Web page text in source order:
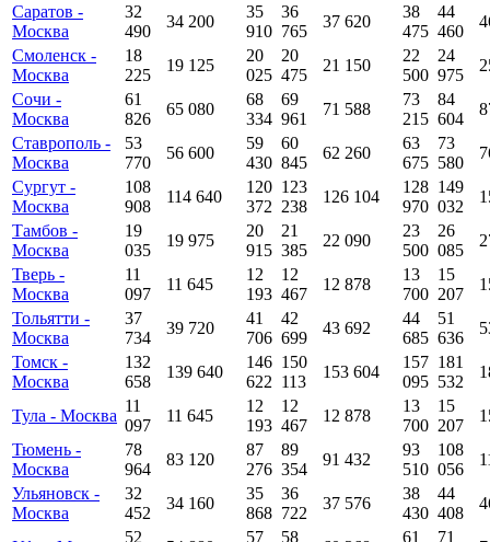
Саратов -
Москва
32
490
34 200
35
910
36
765
37 620
38
475
44
460
Смоленск -
Москва
18
225
19 125
20
025
20
475
21 150
22
500
24
975
Сочи -
Москва
61
826
65 080
68
334
69
961
71 588
73
215
84
604
Ставрополь -
Москва
53
770
56 600
59
430
60
845
62 260
63
675
73
580
Сургут -
Москва
108
908
114 640
120
372
123
238
126 104
128
970
149
032
Тамбов -
Москва
19
035
19 975
20
915
21
385
22 090
23
500
26
085
Тверь -
Москва
11
097
11 645
12
193
12
467
12 878
13
700
15
207
Тольятти -
Москва
37
734
39 720
41
706
42
699
43 692
44
685
51
636
Томск -
Москва
132
658
139 640
146
622
150
113
153 604
157
095
181
532
Тула - Москва
11
097
11 645
12
193
12
467
12 878
13
700
15
207
Тюмень -
Москва
78
964
83 120
87
276
89
354
91 432
93
510
108
056
Ульяновск -
Москва
32
452
34 160
35
868
36
722
37 576
38
430
44
408
52 57 58 61 71